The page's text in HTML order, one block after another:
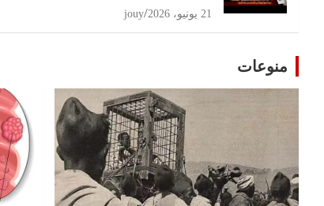
21 يونيو، 2026 jouy
منوعات